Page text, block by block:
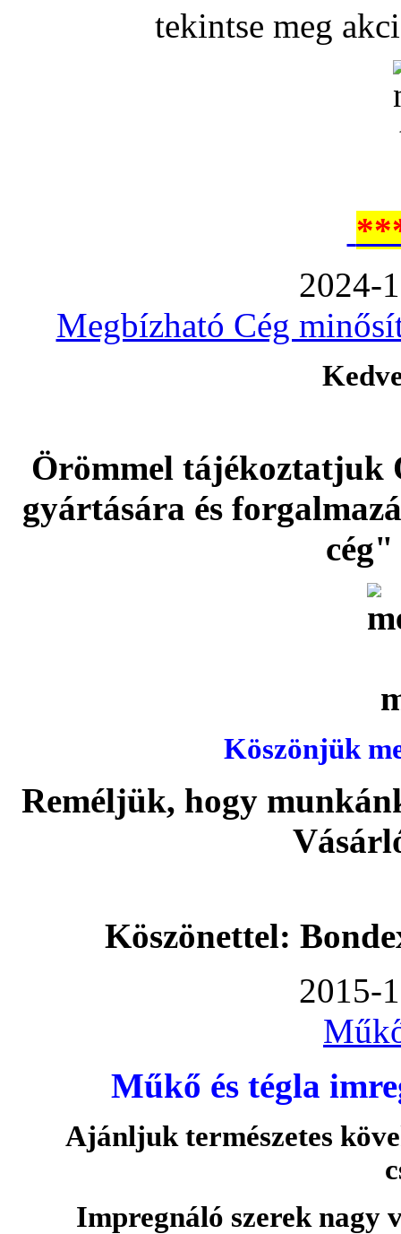
tekintse meg
2024-
Megbízható Cég
Örömmel tájékoztatjuk
gyártására és
Köszönjük
Reméljük, hogy
Köszönettel:
2015-
Műkő és tégla
Ajánljuk természetes
Impregnáló szerek